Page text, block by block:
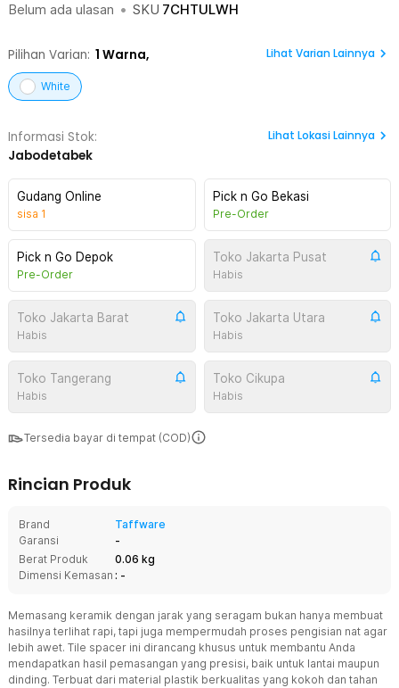
Belum ada ulasan • SKU 7CHTULWH
Pilihan Varian: 1 Warna, Lihat Varian Lainnya
White
Informasi Stok:
Jabodetabek
Lihat Lokasi Lainnya
Gudang Online
sisa 1
Pick n Go Bekasi
Pre-Order
Pick n Go Depok
Pre-Order
Toko Jakarta Pusat
Habis
Toko Jakarta Barat
Habis
Toko Jakarta Utara
Habis
Toko Tangerang
Habis
Toko Cikupa
Habis
Tersedia bayar di tempat (COD)
Rincian Produk
Brand
Taffware
Garansi
-
Berat Produk
0.06 kg
Dimensi Kemasan : -
Memasang keramik dengan jarak yang seragam bukan hanya membuat
hasilnya terlihat rapi, tapi juga mempermudah proses pengisian nat agar
lebih awet. Tile spacer ini dirancang khusus untuk membantu Anda
mendapatkan hasil pemasangan yang presisi, baik untuk lantai maupun
dinding. Terbuat dari material plastik berkualitas yang kokoh dan tahan